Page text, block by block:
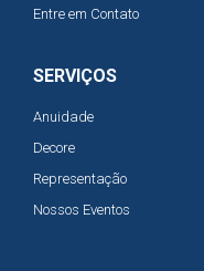
Entre em Contato
SERVIÇOS
Anuidade
Decore
Representação
Nossos Eventos